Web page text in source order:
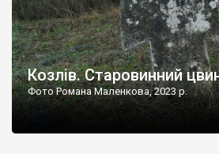
Козлів. Старовинний
Фото Романа Маленкова, 2023 р.